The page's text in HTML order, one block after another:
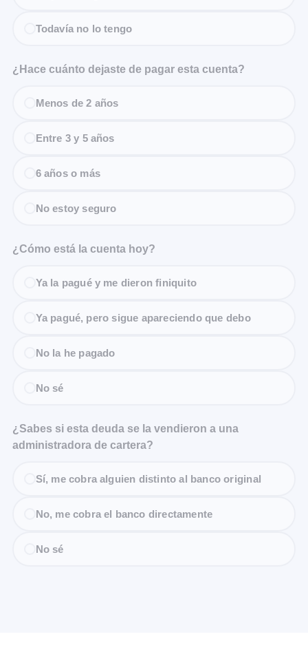
Todavía no lo tengo
¿Hace cuánto dejaste de pagar esta cuenta?
Menos de 2 años
Entre 3 y 5 años
6 años o más
No estoy seguro
¿Cómo está la cuenta hoy?
Ya la pagué y me dieron finiquito
Ya pagué, pero sigue apareciendo que debo
No la he pagado
No sé
¿Sabes si esta deuda se la vendieron a una
administradora de cartera?
Sí, me cobra alguien distinto al banco original
No, me cobra el banco directamente
No sé